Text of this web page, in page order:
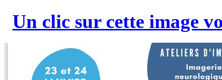
Un clic sur cette image